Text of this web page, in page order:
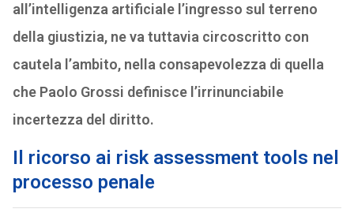
all’intelligenza artificiale l’ingresso sul terreno
della giustizia, ne va tuttavia circoscritto con
cautela l’ambito, nella consapevolezza di quella
che Paolo Grossi definisce l’irrinunciabile
incertezza del diritto.
Il ricorso ai risk assessment tools nel
processo penale